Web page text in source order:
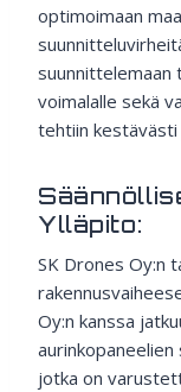
optimoimaan
suunnittelemaan
voimalalle sekä
tehtiin kestävästi
Ylläpito:
SK Drones Oy:n
Oy:n kanssa
jotka on